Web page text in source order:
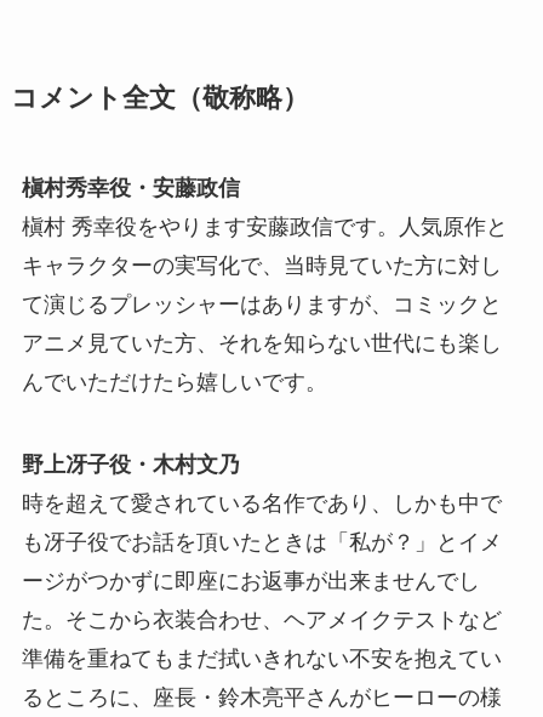
コメント全文（敬称略）
槇村秀幸役・安藤政信
槇村 秀幸役をやります安藤政信です。人気原作と
キャラクターの実写化で、当時見ていた方に対し
て演じるプレッシャーはありますが、コミックと
アニメ見ていた方、それを知らない世代にも楽し
んでいただけたら嬉しいです。
野上冴子役・木村文乃
時を超えて愛されている名作であり、しかも中で
も冴子役でお話を頂いたときは「私が？」とイメ
ージがつかずに即座にお返事が出来ませんでし
た。そこから衣装合わせ、ヘアメイクテストなど
準備を重ねてもまだ拭いきれない不安を抱えてい
るところに、座長・鈴木亮平さんがヒーローの様